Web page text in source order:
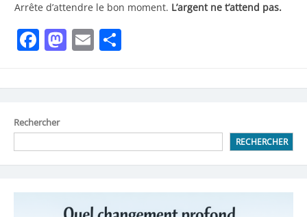
Arrête d’attendre le bon moment. L’argent ne t’attend pas.
Facebook
Mastodon
Email
Rechercher
RECHERCHER